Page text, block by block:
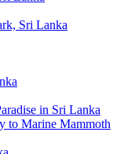
Sri Lanka
in Sri Lanka
to Marine Mammoth